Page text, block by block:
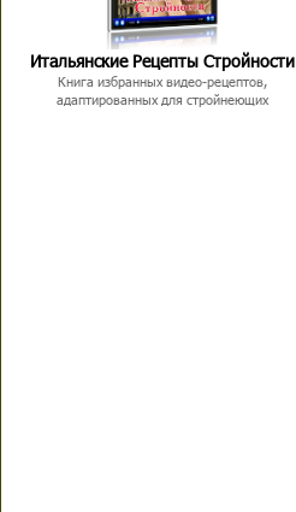
Итальянские Рецепты Стройности
Книга избранных видео-рецептов,
адаптированных для стройнеющих